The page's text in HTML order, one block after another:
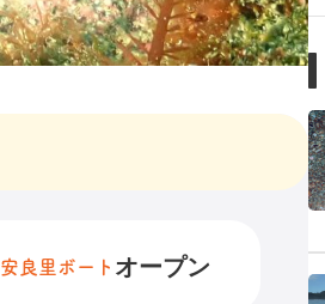
安良里ボート オープン